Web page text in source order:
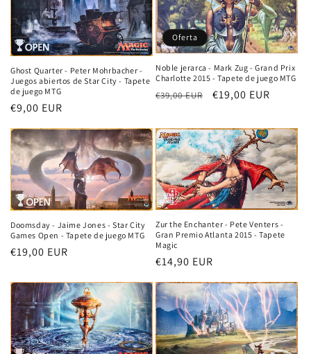
Ghost Quarter - Peter Mohrbacher -
Juegos abiertos de Star City - Tapete
de juego MTG
Precio
habitual
€9,00 EUR
Oferta
Noble jerarca - Mark Zug - Grand Prix
Charlotte 2015 - Tapete de juego MTG
Precio
€39,00 EUR
Precio
oferta
€19,00 EUR
Doomsday - Jaime Jones - Star City
Games Open - Tapete de juego MTG
Precio
€19,00 EUR
Zur the Enchanter - Pete Venters -
Gran Premio Atlanta 2015 - Tapete
Magic
Precio
€14,90 EUR